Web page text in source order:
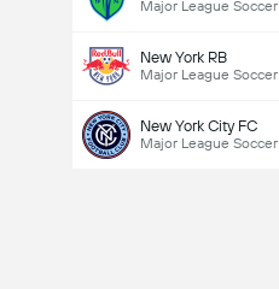
Major League Soccer
New York RB
Major League Soccer
New York City FC
Major League Soccer